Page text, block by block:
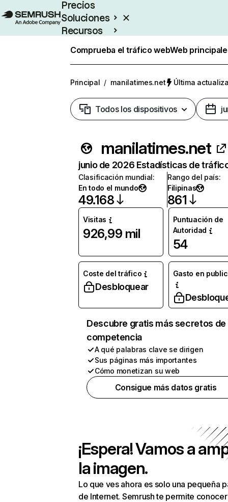
Precios
Soluciones
Recursos
Comprueba el tráfico webWeb
Principal / manilatimes.net Última
Todos los dispositivos
manilatimes.net
junio de 2026 Estadísticas de
Clasificación mundial:
En todo el mundo
49.168
Rango del país:
Filipinas
861
Visitas
926,99 mil
Puntuación de
Autoridad
54
Coste del tráfico
Desbloquear
Gasto en
Descubre gratis más secretos de
competencia
A qué palabras clave se dirigen
Sus páginas más importantes
Cómo monetizan su web
Consigue más datos gratis
¡Espera! Vamos a
la imagen.
Lo que ves ahora es solo una pequeña
de Internet. Semrush te permite